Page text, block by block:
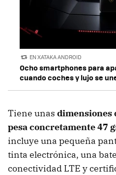
EN XATAKA ANDROID
Ocho smartphones para
cuando coches y lujo se
Tiene unas dimensiones
pesa concretamente 47
incluye una pequeña
tinta electrónica, una
conectividad LTE y